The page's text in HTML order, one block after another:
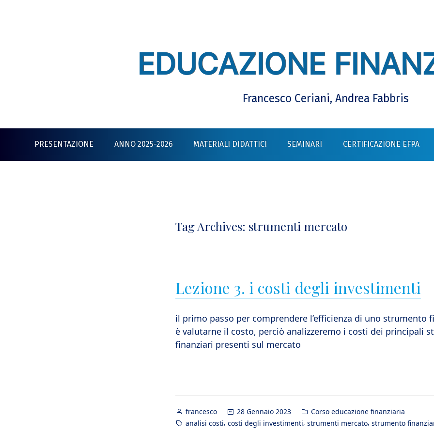
EDUCAZIONE
Francesco Ceriani, Andrea Fabbris
PRESENTAZIONE ANNO 2025-2026 MATERIALI DIDATTICI SEMINARI CERTIFICAZIONE EFPA
Tag Archives: strumenti mercato
Lezione 3. i costi degli investimenti
il primo passo per comprendere l’efficienza di uno strumento
è valutarne il costo, perciò analizzeremo i costi dei principali
finanziari presenti sul mercato
Posted
by
francesco 28 Gennaio 2023
Posted
in
Corso educazione finanziaria
Tags:
analisi costi, costi degli investimenti, strumenti mercato, strumento